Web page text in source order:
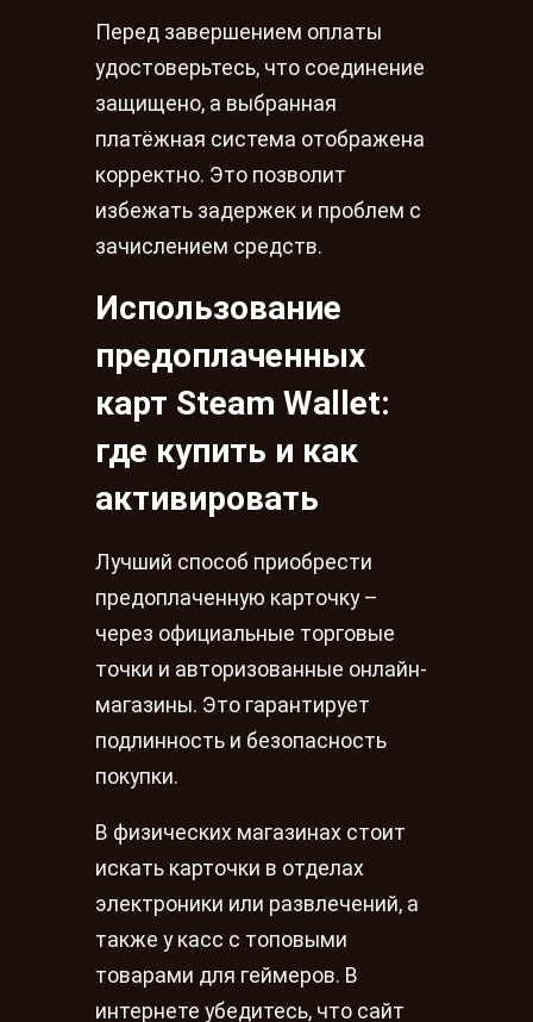
Перед завершением оплаты
удостоверьтесь, что соединение
защищено, а выбранная
платёжная система отображена
корректно. Это позволит
избежать задержек и проблем с
зачислением средств.
Использование
предоплаченных
карт Steam Wallet:
где купить и как
активировать
Лучший способ приобрести
предоплаченную карточку –
через официальные торговые
точки и авторизованные онлайн-
магазины. Это гарантирует
подлинность и безопасность
покупки.
В физических магазинах стоит
искать карточки в отделах
электроники или развлечений, а
также у касс с топовыми
товарами для геймеров. В
интернете убедитесь, что сайт